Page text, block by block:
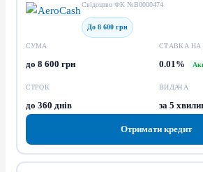
Свідоцтво ФК №В0000474
До 8 600 грн
СУМА
до 8 600 грн
СТАВКА НА
0.01%
СТРОК
до 360 днів
ВИДАЧА
за 5
Отримати кредит